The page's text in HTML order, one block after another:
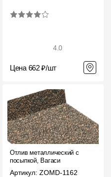
4.0
Цена 662 ₽/шт
Отлив металлический с
посыпкой, Вагаси
Артикул: ZOMD-1162